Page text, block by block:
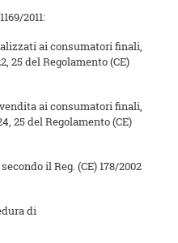
2011:
ai consumatori finali,
25 del Regolamento (CE)
ai consumatori finali,
25 del Regolamento (CE)
il Reg. (CE) 178/2002
di